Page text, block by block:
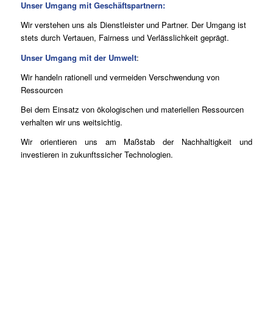
Unser Umgang mit Geschäftspartnern:
Wir verstehen uns als Dienstleister und Partner. Der Umgang ist
stets durch Vertauen, Fairness und Verlässlichkeit geprägt.
Unser Umgang mit der Umwelt:
Wir handeln rationell und vermeiden Verschwendung von
Ressourcen
Bei dem Einsatz von ökologischen und materiellen Ressourcen
verhalten wir uns weitsichtig.
Wir orientieren uns am Maßstab der Nachhaltigkeit und
investieren in zukunftssicher Technologien.